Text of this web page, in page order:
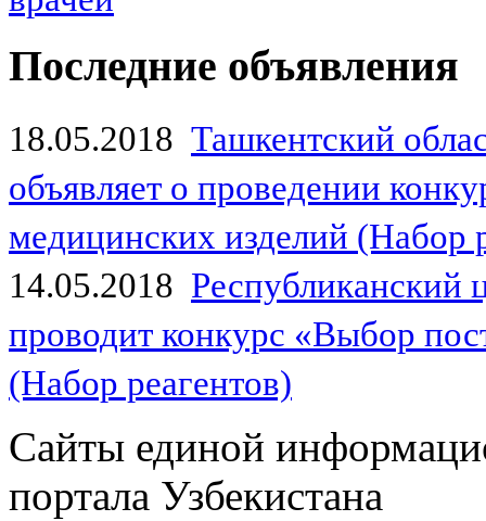
Последние объявления
18.05.2018 Ташкентский
объявляет о проведении
медицинских изделий (Набор
14.05.2018
проводит конкурс «Выбор
(Набор реагентов)
Сайты единой
портала Узбекистана